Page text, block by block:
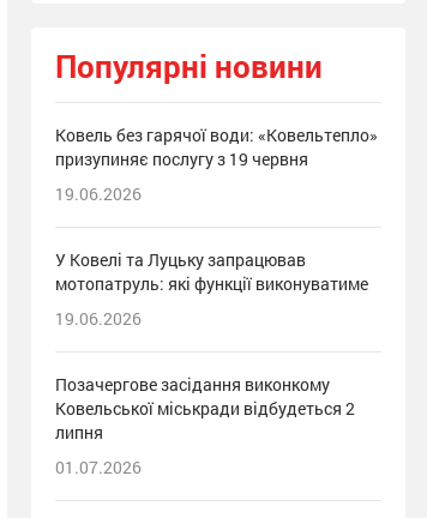
Популярні новини
Ковель без гарячої води: «Ковельтепло»
призупиняє послугу з 19 червня
19.06.2026
У Ковелі та Луцьку запрацював
мотопатруль: які функції виконуватиме
19.06.2026
Позачергове засідання виконкому
Ковельської міськради відбудеться 2
липня
01.07.2026